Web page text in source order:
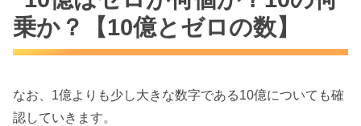
乗か？【10億とゼロの数】
なお、1億よりも少し大きな数字である10億についても確
認していきます。